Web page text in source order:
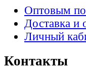
Оптовым
Доставка и
Личный
Контакты